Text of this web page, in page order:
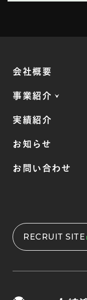
会社概要
事業紹介
実績紹介
お知らせ
お問い合わせ
RECRUIT SITE